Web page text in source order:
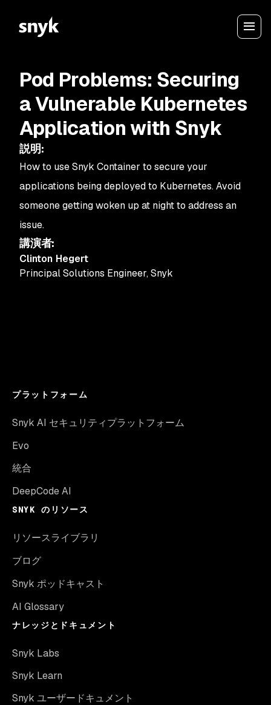
Pod Problems: Securing
a Vulnerable Kubernetes
Application with Snyk
説明:
How to use Snyk Container to secure your
applications being deployed to Kubernetes. Avoid
someone getting woken up at night to address an
issue.
講演者:
Clinton Hegert
Principal Solutions Engineer,Snyk
プラットフォーム
Snyk AI セキュリティプラットフォーム
Evo
統合
DeepCode AI
SNYK のリソース
リソースライブラリ
ブログ
Snyk ポッドキャスト
AI Glossary
ナレッジとドキュメント
Snyk Labs
Snyk Learn
Snyk ユーザードキュメント